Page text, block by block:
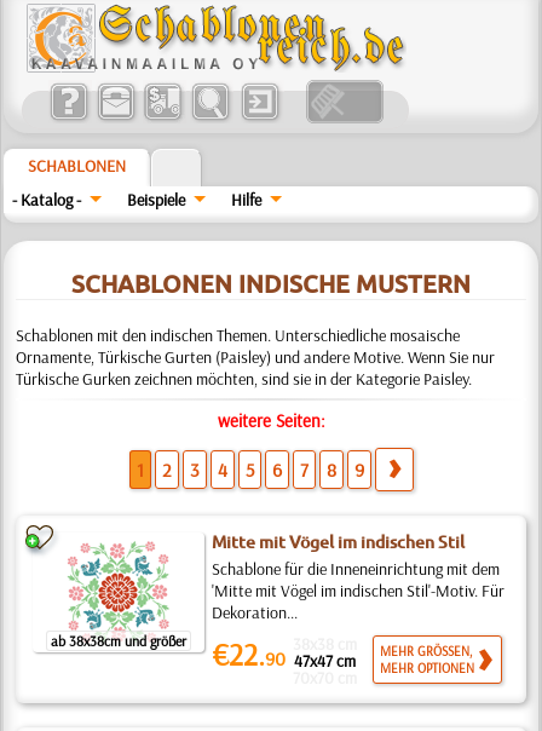
SCHABLONEN
- Katalog -
Beispiele Hilfe
SCHABLONEN INDISCHE MUSTERN
Schablonen mit den indischen Themen. Unterschiedliche mosaische
Ornamente, Türkische Gurten (Paisley) und andere Motive. Wenn Sie nur
Türkische Gurken zeichnen möchten, sind sie in der Kategorie Paisley.
weitere Seiten:
1 2 3 4 5 6 7 8 9
ab 38x38cm und größer
Mitte mit Vögel im indischen Stil
Schablone für die Inneneinrichtung mit dem
'Mitte mit Vögel im indischen Stil'-Motiv. Für
Dekoration...
€22.90 47x47 cm
MEHR GRÖSSEN,
MEHR OPTIONEN